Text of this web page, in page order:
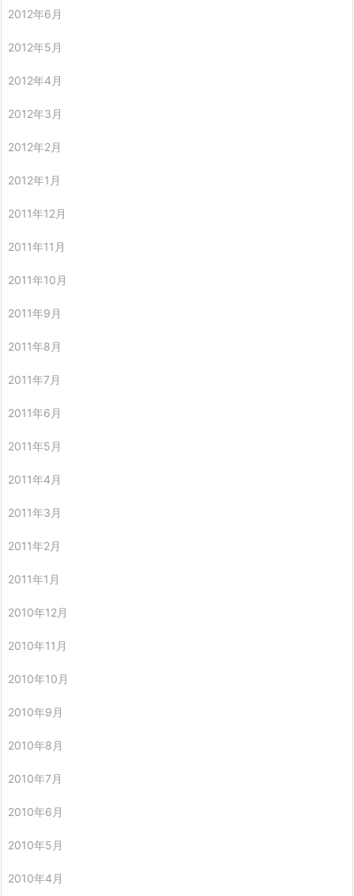
2012年6月
2012年5月
2012年4月
2012年3月
2012年2月
2012年1月
2011年12月
2011年11月
2011年10月
2011年9月
2011年8月
2011年7月
2011年6月
2011年5月
2011年4月
2011年3月
2011年2月
2011年1月
2010年12月
2010年11月
2010年10月
2010年9月
2010年8月
2010年7月
2010年6月
2010年5月
2010年4月